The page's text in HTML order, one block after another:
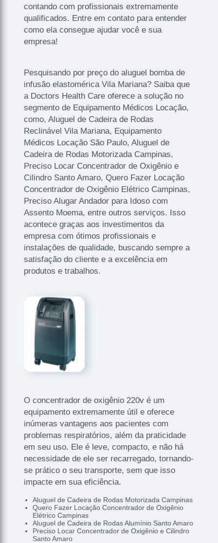
contando com profissionais extremamente
qualificados. Entre em contato para entender
como ela consegue ajudar você e sua
empresa!
Pesquisando por preço do aluguel bomba de
infusão elastomérica Vila Mariana? Saiba que
a Doctors Health Care oferece a solução no
segmento de Equipamento Médicos Locação,
como, Aluguel de Cadeira de Rodas
Reclinável Vila Mariana, Equipamento
Médicos Locação São Paulo, Aluguel de
Cadeira de Rodas Motorizada Campinas,
Preciso Locar Concentrador de Oxigênio e
Cilindro Santo Amaro, Quero Fazer Locação
Concentrador de Oxigênio Elétrico Campinas,
Preciso Alugar Andador para Idoso com
Assento Moema, entre outros serviços. Isso
acontece graças aos investimentos da
empresa com ótimos profissionais e
instalações de qualidade, buscando sempre a
satisfação do cliente e a excelência em
produtos e trabalhos.
O concentrador de oxigênio 220v é um
equipamento extremamente útil e oferece
inúmeras vantagens aos pacientes com
problemas respiratórios, além da praticidade
em seu uso. Ele é leve, compacto, e não há
necessidade de ele ser recarregado, tornando-
se prático o seu transporte, sem que isso
impacte em sua eficiência.
Aluguel de Cadeira de Rodas Motorizada Campinas
Quero Fazer Locação Concentrador de Oxigênio
Elétrico Campinas
Aluguel de Cadeira de Rodas Alumínio Santo Amaro
Preciso Locar Concentrador de Oxigênio e Cilindro
Santo Amaro